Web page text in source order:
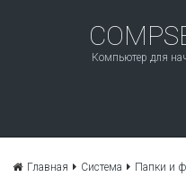
Компьютер для
Главная Система Папки и